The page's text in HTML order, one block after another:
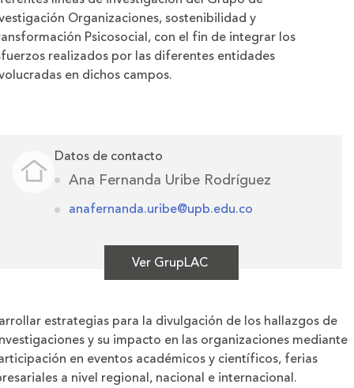
Organizaciones, sostenibilidad y
Psicosocial, con el fin de integrar los
realizados por las diferentes entidades
en dichos campos.
Datos de contacto
Ana Fernanda Uribe Rodríguez
anafernanda.uribe@upb.edu.co
Ver GrupLAC
estrategias para la divulgación de los hallazgos de
y su impacto en las organizaciones mediante
en eventos académicos y científicos, ferias
a nivel regional, nacional e internacional.